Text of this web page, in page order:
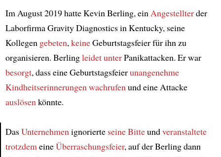
Article
Im August 2019 hatte Kevin Berling, ein Angestellterder
Laborfirma Gravity Diagnostics in Kentucky, seine
Kollegen gebeten, keineGeburtstagsfeier für ihn zu
organisieren. Berlingleidet unterPanikattacken. Er war
besorgt, dass eine Geburtstagsfeierunangenehme
Kindheitserinnerungen wachrufen und eine Attacke
auslösen könnte.
DasUnternehmen ignorierte seine Bitteundveranstaltete
trotzdem eineÜberraschungsfeier, auf der Berling dann